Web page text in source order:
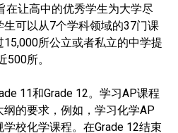
在让高中的优秀学生为大学尽
可以从7个学科领域的37门课
所公立或者私立的中学提
所。
11和Grade 12。学习AP课程
的要求，例如，学习化学AP
校化学课程。在Grade 12结束